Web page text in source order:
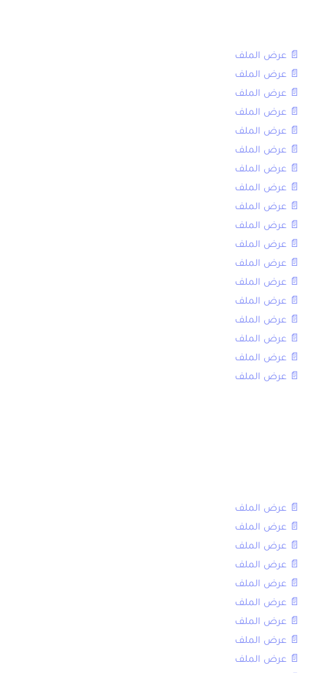
📄 عرض الملف
📄 عرض الملف
📄 عرض الملف
📄 عرض الملف
📄 عرض الملف
📄 عرض الملف
📄 عرض الملف
📄 عرض الملف
📄 عرض الملف
📄 عرض الملف
📄 عرض الملف
📄 عرض الملف
📄 عرض الملف
📄 عرض الملف
📄 عرض الملف
📄 عرض الملف
📄 عرض الملف
📄 عرض الملف
📄 عرض الملف
📄 عرض الملف
📄 عرض الملف
📄 عرض الملف
📄 عرض الملف
📄 عرض الملف
📄 عرض الملف
📄 عرض الملف
📄 عرض الملف